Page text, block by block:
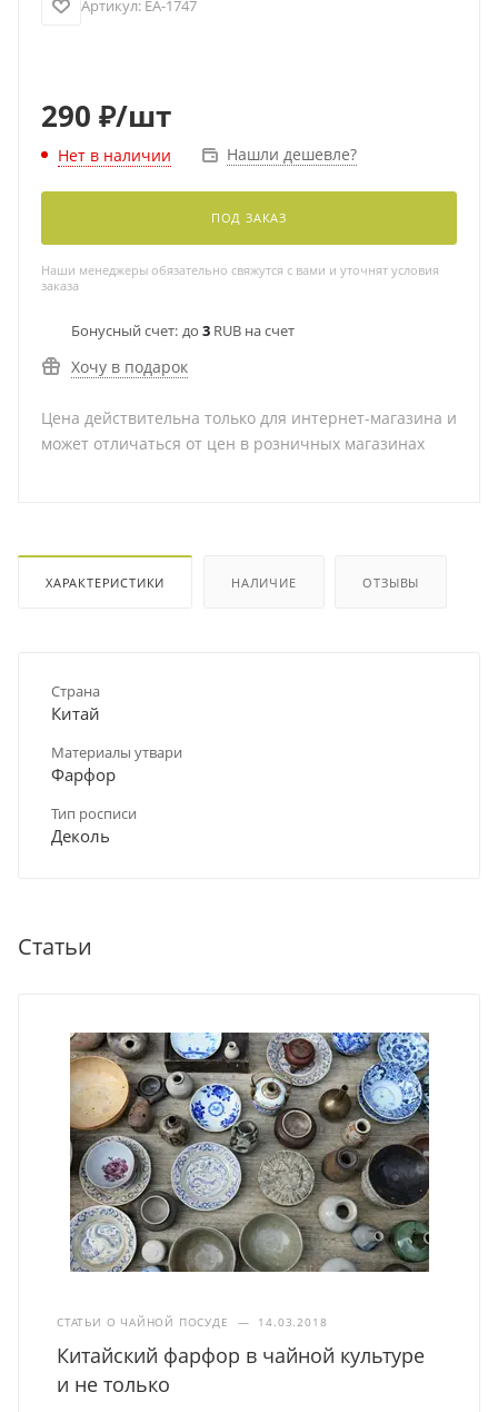
Артикул: EA-1747
290 ₽/шт
Нет в наличии Нашли дешевле?
ПОД ЗАКАЗ
Наши менеджеры обязательно свяжутся с вами и уточнят условия
заказа
Бонусный счет: до 3 RUB на счет
Хочу в подарок
Цена действительна только для интернет-магазина и
может отличаться от цен в розничных магазинах
ХАРАКТЕРИСТИКИ НАЛИЧИЕ ОТЗЫВЫ
Страна
Китай
Материалы утвари
Фарфор
Тип росписи
Деколь
Статьи
СТАТЬИ О ЧАЙНОЙ ПОСУДЕ — 14.03.2018
Китайский фарфор в чайной культуре
и не только